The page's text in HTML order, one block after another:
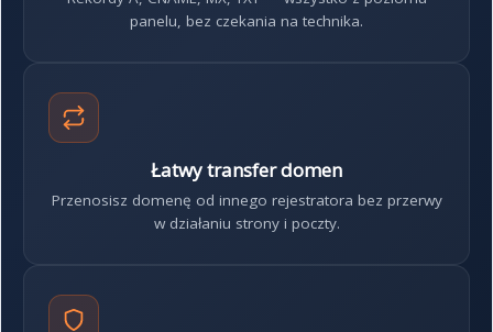
panelu, bez czekania na technika.
Łatwy transfer domen
Przenosisz domenę od innego rejestratora bez przerwy
w działaniu strony i poczty.